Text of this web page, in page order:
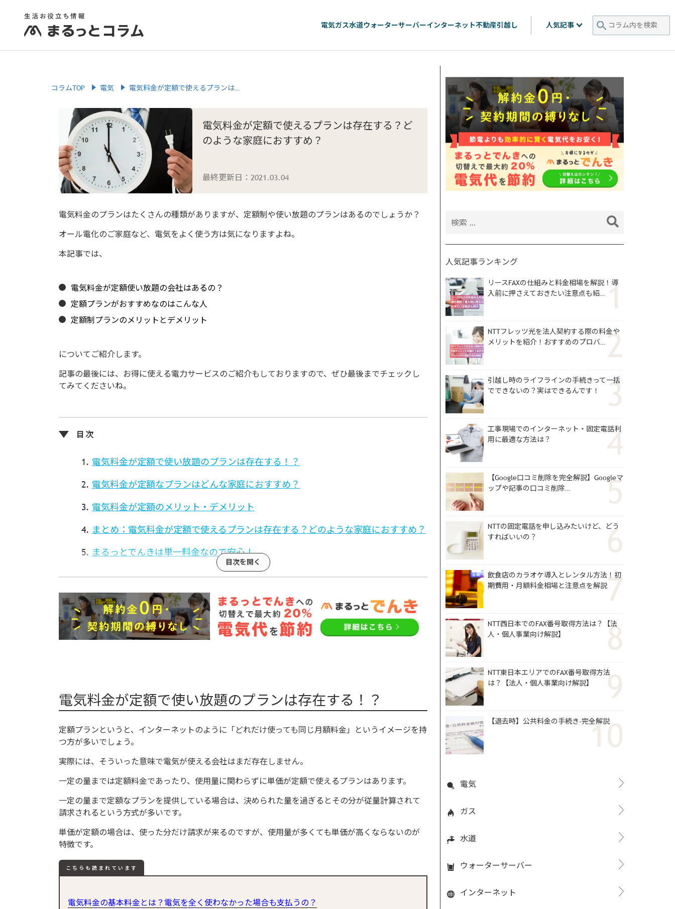
電気ガス水道ウォーターサーバーインターネット不動産引越し 人気記事
コラムTOP 電気 電気料金が定額で使えるプランは…
電気料金が定額で使えるプランは存在する？ど
のような家庭におすすめ？
最終更新日： 2021.03.04
電気料金のプランはたくさんの種類がありますが、定額制や使い放題のプランはあるのでしょうか？
オール電化のご家庭など、電気をよく使う方は気になりますよね。
本記事では、
電気料金が定額使い放題の会社はあるの？
定額プランがおすすめなのはこんな人
定額制プランのメリットとデメリット
についてご紹介します。
記事の最後には、お得に使える電力サービスのご紹介もしておりますので、ぜひ最後までチェックし
てみてくださいね。
電気料金が定額で使い放題のプランは存在する！？
電気料金が定額なプランはどんな家庭におすすめ？
電気料金が定額のメリット・デメリット
まとめ：電気料金が定額で使えるプランは存在する？どのような家庭におすすめ？
まるっとでんきは単一料金なので安心！
電気料金が定額で使い放題のプランは存在する！？
定額プランというと、インターネットのように「どれだけ使っても同じ月額料金」というイメージを持
つ方が多いでしょう。
実際には、そういった意味で電気が使える会社はまだ存在しません。
一定の量までは定額料金であったり、使用量に関わらずに単価が定額で使えるプランはあります。
一定の量まで定額なプランを提供している場合は、決められた量を過ぎるとその分が従量計算されて
請求されるという方式が多いです。
単価が定額の場合は、使った分だけ請求が来るのですが、使用量が多くても単価が高くならないのが
特徴です。
こちらも読まれています
電気料金の基本料金とは？電気を全く使わなかった場合も支払うの？
人気記事ランキング
リースFAXの仕組みと料金相場を解説！導
入前に押さえておきたい注意点も紹…
NTTフレッツ光を法人契約する際の料金や
メリットを紹介！おすすめのプロバ…
引越し時のライフラインの手続きって一括
でできないの？実はできるんです！
工事現場でのインターネット・固定電話利
用に最適な方法は？
【Google口コミ削除を完全解説】Googleマ
ップや記事の口コミ削除…
NTTの固定電話を申し込みたいけど、どう
すればいいの？
飲食店のカラオケ導入とレンタル方法！初
期費用・月額料金相場と注意点を解説
NTT西日本でのFAX番号取得方法は？【法
人・個人事業向け解説】
NTT東日本エリアでのFAX番号取得方法
は？【法人・個人事業向け解説】
【退去時】公共料金の手続き-完全解説
電気
ガス
水道
ウォーターサーバー
インターネット